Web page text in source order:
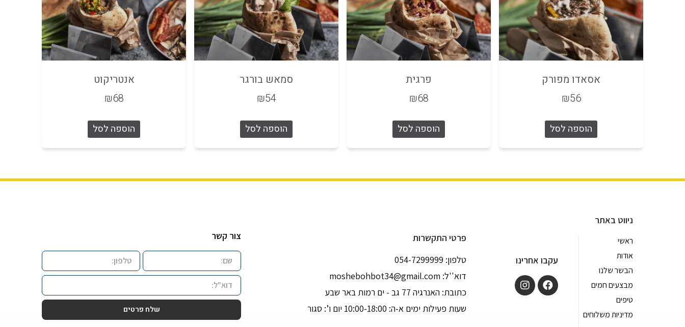
אסאדו מפורק
₪56
הוספה לסל
פרגית
₪68
הוספה לסל
סמאש בורגר
₪54
הוספה לסל
אנטריקוט
₪68
הוספה לסל
ניווט באתר
ראשי
אודות
הבשר שלנו
מבצעים חמים
טיפים
מדיניות משלוחים
עקבו אחרינו
פרטי התקשרות
טלפון: 054-7299999
דוא''ל: moshebohbot34@gmail.com
כתובת: האנרגיה 77 גב - ים רמות באר שבע
שעות פעילות ימים א-ה: 10:00-18:00 יום ו’: סגור
צור קשר
שלח פרטים